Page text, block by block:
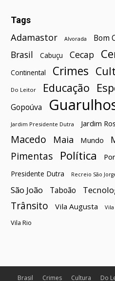
Tags
Adamastor Alvorada Bom
Brasil Cabuçu Cecap
Continental Crimes
Do Leitor Educação
Gopoúva
Jardim Presidente Dutra Jardim
Macedo
Maia Mundo
Pimentas Política
Presidente Dutra Recreio São
São João Taboão
Trânsito Vila Augusta
Vila Rio
Brasil Crimes Cultura Do